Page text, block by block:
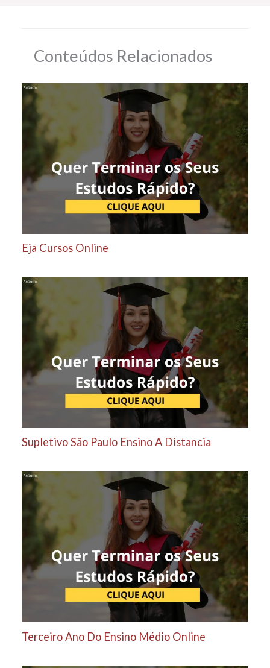
Conteúdos Relacionados
Eja Cursos Online
Supletivo São Paulo Ensino A Distancia
Terceiro Ano Do Ensino Médio Online